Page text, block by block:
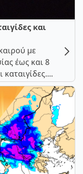
και
με
έως και 8